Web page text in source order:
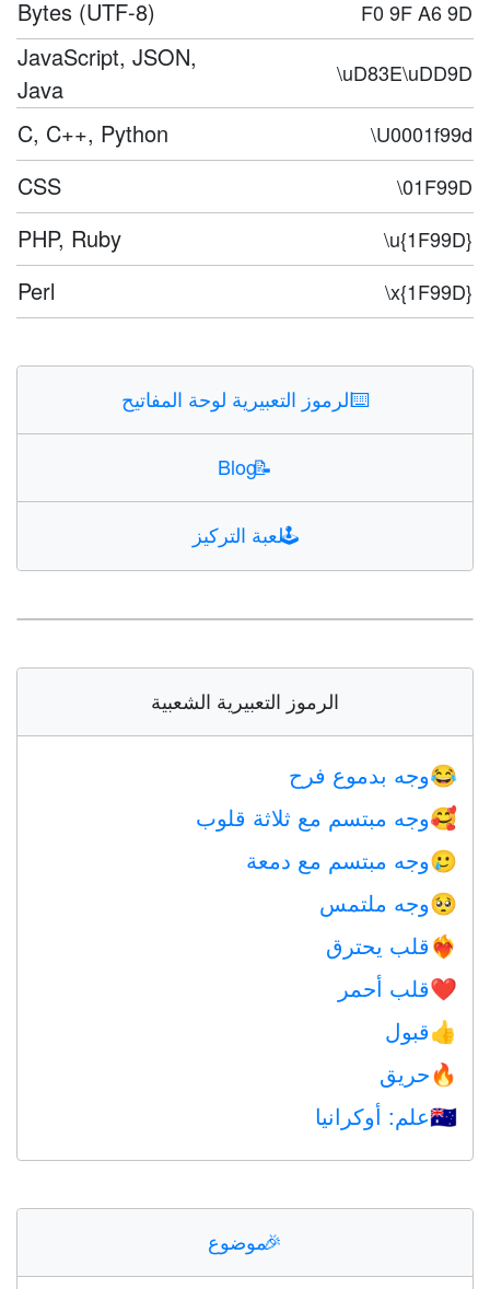
Bytes (UTF-8) F0 9F A6 9D
JavaScript, JSON,
Java
\uD83E\uDD9D
C, C++, Python \U0001f99d
CSS \01F99D
PHP, Ruby \u{1F99D}
Perl \x{1F99D}
⌨️الرموز التعبيرية لوحة المفاتيح
📝
Blog
🕹️لعبة التركيز
الرموز التعبيرية الشعبية
😂وجه بدموع فرح
🥰وجه مبتسم مع ثلاثة قلوب
🥲وجه مبتسم مع دمعة
🥺وجه ملتمس
❤️‍🔥 قلب يحترق
❤️قلب أحمر
👍قبول
🔥حريق
🇺🇦علم: أوكرانيا
🎉موضوع